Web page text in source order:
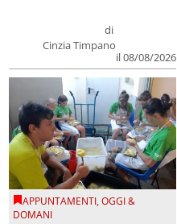
di
Cinzia Timpano
il 08/08/2026
APPUNTAMENTI,OGGI &
DOMANI